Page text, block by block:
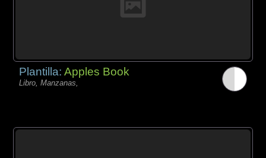
Plantilla:Apples Book
Libro, Manzanas,